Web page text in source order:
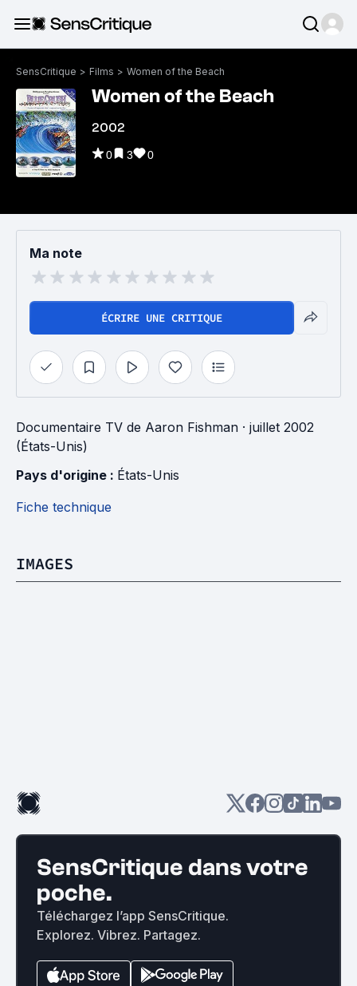
SensCritique > Films > Women of the Beach
Women of the Beach
2002
0 3 0
Ma note
ÉCRIRE UNE CRITIQUE
Documentaire TV de Aaron Fishman · juillet 2002
(États-Unis)
Pays d'origine : États-Unis
Fiche technique
IMAGES
SensCritique dans votre
poche.
Téléchargez l’app SensCritique.
Explorez. Vibrez. Partagez.